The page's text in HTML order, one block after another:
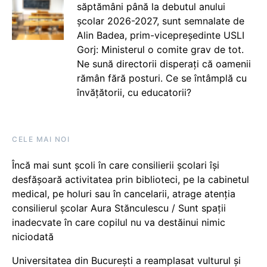
săptămâni până la debutul anului
școlar 2026-2027, sunt semnalate de
Alin Badea, prim-vicepreședinte USLI
Gorj: Ministerul o comite grav de tot.
Ne sună directorii disperați că oamenii
rămân fără posturi. Ce se întâmplă cu
învățătorii, cu educatorii?
CELE MAI NOI
Încă mai sunt școli în care consilierii școlari își
desfășoară activitatea prin biblioteci, pe la cabinetul
medical, pe holuri sau în cancelarii, atrage atenția
consilierul școlar Aura Stănculescu / Sunt spații
inadecvate în care copilul nu va destăinui nimic
niciodată
Universitatea din București a reamplasat vulturul și